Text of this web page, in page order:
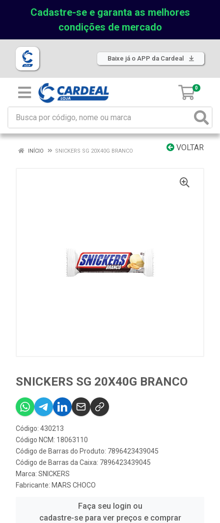
Cadastre-se e garanta as melhores
condições de mercado
Baixe já o APP da Cardeal
0
VOLTAR
INÍCIO SNICKERS SG 20X40G BRANCO
SNICKERS SG 20X40G BRANCO
Código: 430213
Código NCM: 18063110
Código de Barras do Produto: 7896423439045
Código de Barras da Caixa: 7896423439045
Marca: SNICKERS
Fabricante: MARS CHOCO
Faça seu login ou
cadastre-se para ver preços e comprar